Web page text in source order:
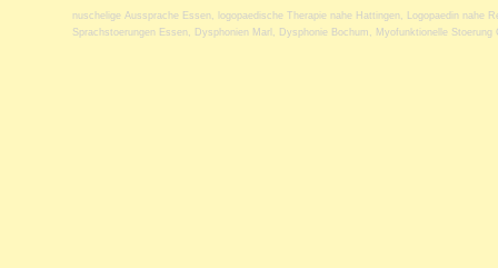
nuschelige Aussprache Essen logopaedische Therapie nahe Hattingen
Logopaedin nahe
Sprachstoerungen Essen
Dysphonien Marl Dysphonie Bochum Myofunktionelle Stoerung